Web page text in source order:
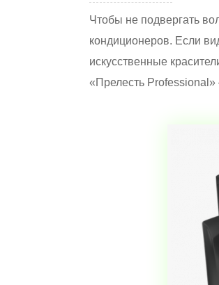
Чтобы не подвергать
кондиционеров. Если
искусственные
«Прелесть Professional»